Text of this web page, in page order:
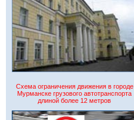
Схема ограничения движения в городе
Мурманске грузового автотранспорта
длиной более 12 метров